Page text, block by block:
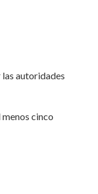
autoridades
cinco